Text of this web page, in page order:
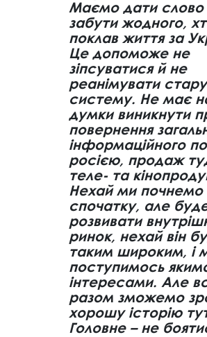
Маємо дати слово
забути жодного,
поклав життя за
Це допоможе не
зіпсуватися й не
реанімувати стару
систему. Не має
думки виникнути
повернення
інформаційного
росією, продаж
теле- та
Нехай ми почнемо
спочатку, але
розвивати
ринок, нехай він
таким широким, і
поступимось
інтересами. Але
разом зможемо
хорошу історію
Головне – не